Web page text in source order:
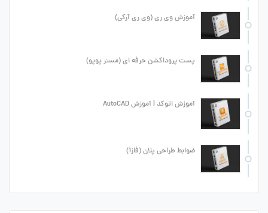
آموزش وی ری (وی ری آرکی)
پست پروداکشن حرفه ای (مستر پوپو)
آموزش اتوکد | آموزش AutoCAD
ضوابط طراحی پلان (فاز1)